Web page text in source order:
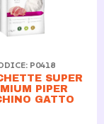
P0418
SUPER
PIPER
GATTO